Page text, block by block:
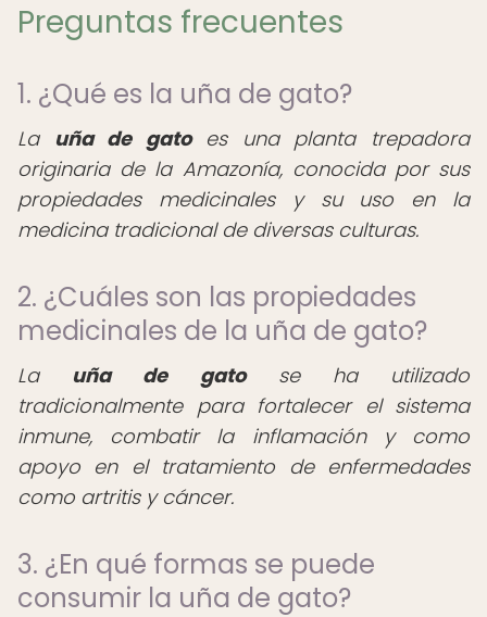
Preguntas frecuentes
1. ¿Qué es la uña de gato?
La uña de gatoes una planta trepadora
originaria de la Amazonía, conocida por sus
propiedades medicinales y su uso en la
medicina tradicional de diversas culturas.
2. ¿Cuáles son las propiedades
medicinales de la uña de gato?
La uña de gatose ha utilizado
tradicionalmente para fortalecer el sistema
inmune, combatir la inflamación y como
apoyo en el tratamiento de enfermedades
como artritis y cáncer.
3. ¿En qué formas se puede
consumir la uña de gato?